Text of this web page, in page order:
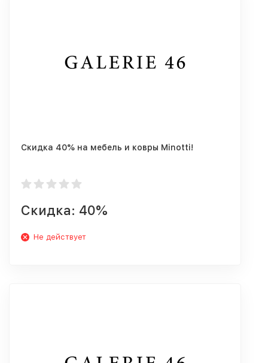
Скидка 40% на мебель и ковры Minotti!
Скидка: 40%
Не действует